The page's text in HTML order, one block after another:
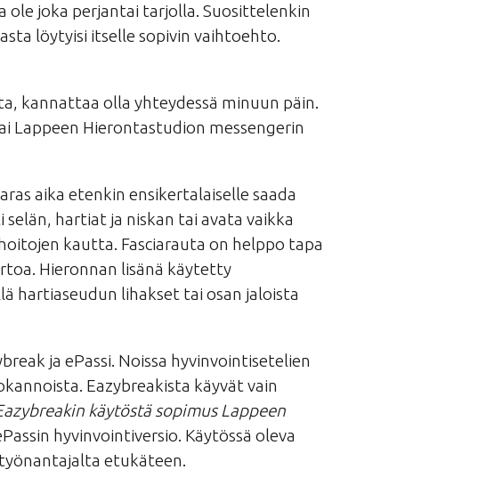
ole joka perjantai tarjolla. Suosittelenkin
löytyisi itselle sopivin vaihtoehto.
kannattaa olla yhteydessä minuun päin.
Lappeen Hierontastudion messengerin
aika etenkin ensikertalaiselle saada
hartiat ja niskan tai avata vaikka
kautta. Fasciarauta on helppo tapa
Hieronnan lisänä käytetty
hartiaseudun lihakset tai osan jaloista
ja ePassi. Noissa hyvinvointisetelien
Eazybreakista käyvät vain
käytöstä sopimus Lappeen
hyvinvointiversio. Käytössä oleva
etukäteen.